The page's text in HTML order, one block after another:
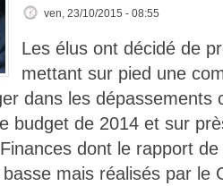
ven, 23/10/2015 - 08:55
Les élus ont décidé de
mettant sur pied une
dans les dépassements
budget de 2014 et sur
dont le rapport
mais réalisés par le